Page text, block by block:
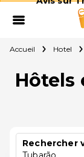
Accueil Hotel
Hôtels
Rechercher